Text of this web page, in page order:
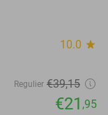
10.0 star
Regulier €39,15
€21 ,95